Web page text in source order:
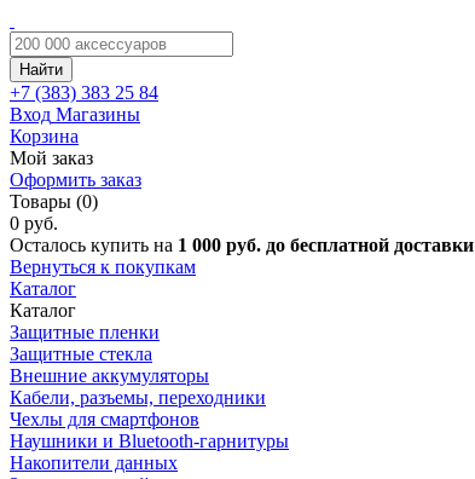
Найти
+7 (383) 383 25 84
Вход Магазины
Корзина
Мой заказ
Оформить заказ
Товары (0)
0 руб.
Осталось купить на 1 000 руб. до бесплатной доставки
Вернуться к покупкам
Каталог
Каталог
Защитные пленки
Защитные стекла
Внешние аккумуляторы
Кабели, разъемы, переходники
Чехлы для смартфонов
Наушники и Bluetooth-гарнитуры
Накопители данных